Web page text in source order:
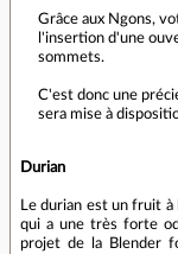
Grâce aux Ngons,
l'insertion d'une
sommets.
C'est donc une
sera mise à
Durian
Le durian est un fruit à
qui a une très forte
projet de la Blender